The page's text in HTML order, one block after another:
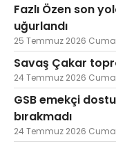
Fazlı Özen son
uğurlandı
25 Temmuz 2026
Savaş Çakar
24 Temmuz 2026 Cuma
GSB emekçi
bırakmadı
24 Temmuz 2026 Cuma